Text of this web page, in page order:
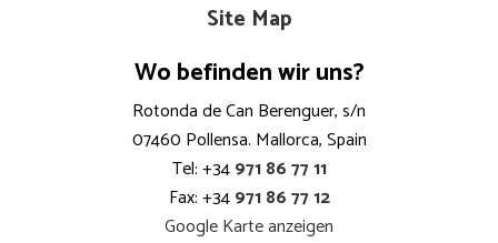
Site Map
Wo befinden wir uns?
Rotonda de Can Berenguer, s/n
07460 Pollensa. Mallorca, Spain
Tel: +34971 86 77 11
Fax: +34971 86 77 12
Google Karte anzeigen